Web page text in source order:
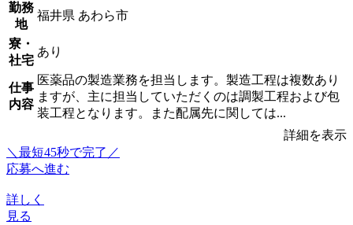
勤務
地
福井県 あわら市
寮・
社宅
あり
仕事
内容
医薬品の製造業務を担当します。製造工程は複数あり
ますが、主に担当していただくのは調製工程および包
装工程となります。また配属先に関しては...
詳細を表示
＼最短45秒で完了／
応募へ進む
詳しく
見る